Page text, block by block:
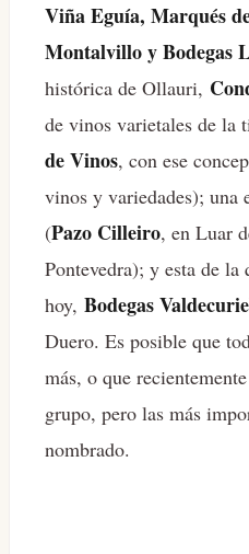
Viña Eguía, Marqués
Montalvillo y Bodegas
histórica de Ollauri,
de vinos varietales de la
de Vinos, con ese
vinos y variedades); una
(Pazo Cilleiro, en Luar
Pontevedra); y esta de la
hoy, Bodegas
Duero. Es posible que
más, o que
grupo, pero las más
nombrado.